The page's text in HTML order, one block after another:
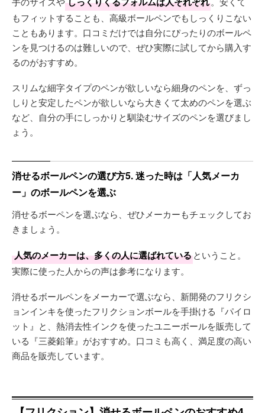
もフィットすることも、高級ボールペンでもしっくりこない
こともあります。口コミだけでは自分にぴったりのボールペ
ンを見つけるのは難しいので、ぜひ実際に試してから購入す
るのがおすすめ。
スリムな細字タイプのペンが欲しいなら細身のペンを、ずっ
しりと安定したペンが欲しいなら大きくて太めのペンを選ぶ
など、自分の手にしっかりと馴染むサイズのペンを選びまし
ょう。
消せるボールペンの選び方5. 迷った時は「人気メーカ
ー」のボールペンを選ぶ
消せるボーペンを選ぶなら、ぜひメーカーもチェックしてお
きましょう。
人気のメーカーは、多くの人に選ばれているということ。
実際に使った人からの声は参考になります。
消せるボールペンをメーカーで選ぶなら、新開発のフリクシ
ョンインキを使ったフリクションボールを手掛ける『パイロ
ット』と、熱消去性インクを使ったユニーボールを販売して
いる『三菱鉛筆』がおすすめ。口コミも高く、満足度の高い
商品を販売しています。